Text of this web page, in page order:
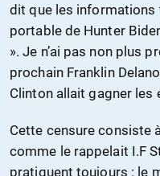
dit que les informations
portable de Hunter
». Je n’ai pas non plus
prochain Franklin
Clinton allait gagner les
Cette censure consiste
comme le rappelait I.F
pratiquent toujours : le